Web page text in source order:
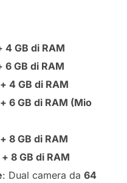
4 GB di RAM
6 GB di RAM
4 GB di RAM
6 GB di RAM (Mio
8 GB di RAM
8 GB di RAM
: Dual camera da 64